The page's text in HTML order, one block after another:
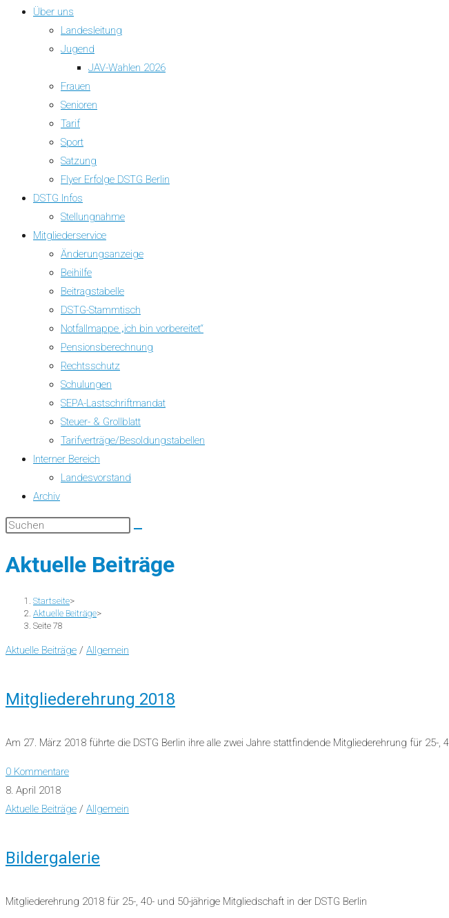
Über uns
Landesleitung
Jugend
JAV-Wahlen 2026
Frauen
Senioren
Tarif
Sport
Satzung
Flyer Erfolge DSTG Berlin
DSTG Infos
Stellungnahme
Mitgliederservice
Änderungsanzeige
Beihilfe
Beitragstabelle
DSTG-Stammtisch
Notfallmappe „ich bin vorbereitet“
Pensionsberechnung
Rechtsschutz
Schulungen
SEPA-Lastschriftmandat
Steuer- & Grollblatt
Tarifverträge/Besoldungstabellen
Interner Bereich
Landesvorstand
Archiv
Aktuelle Beiträge
Startseite>
Aktuelle Beiträge>
Seite 78
Aktuelle Beiträge / Allgemein
Mitgliederehrung 2018
Am 27. März 2018 führte die DSTG Berlin ihre alle zwei Jahre stattfindende Mitgliederehrung für 25-
0 Kommentare
8. April 2018
Aktuelle Beiträge / Allgemein
Bildergalerie
Mitgliederehrung 2018 für 25-, 40- und 50-jährige Mitgliedschaft in der DSTG Berlin